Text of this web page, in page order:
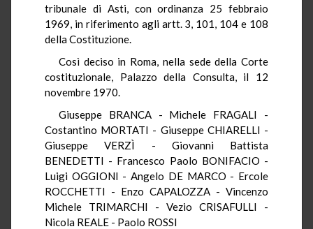
tribunale di Asti, con ordinanza 25 febbraio
1969, in riferimento agli artt. 3, 101, 104 e 108
della Costituzione.
Così deciso in Roma, nella sede della Corte
costituzionale, Palazzo della Consulta, il 12
novembre 1970.
Giuseppe BRANCA - Michele FRAGALI -
Costantino MORTATI - Giuseppe CHIARELLI -
Giuseppe VERZÌ - Giovanni Battista
BENEDETTI - Francesco Paolo BONIFACIO -
Luigi OGGIONI - Angelo DE MARCO - Ercole
ROCCHETTI - Enzo CAPALOZZA - Vincenzo
Michele TRIMARCHI - Vezio CRISAFULLI -
Nicola REALE - Paolo ROSSI